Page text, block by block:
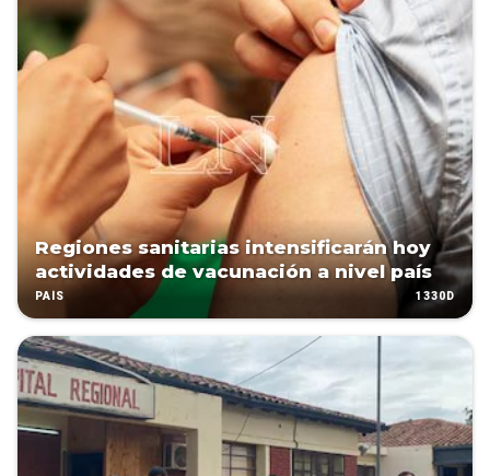
Regiones sanitarias intensificarán hoy
actividades de vacunación a nivel país
PAÍS 1330D